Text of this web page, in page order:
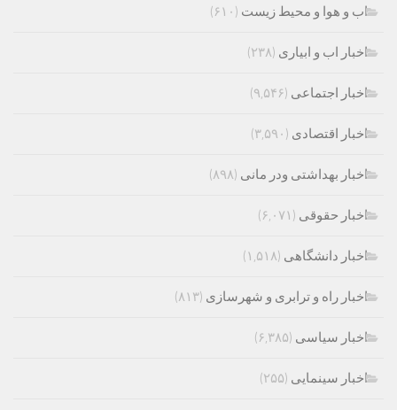
اب و هوا و محیط زیست (۶۱۰)
اخبار اب و ابیاری (۲۳۸)
اخبار اجتماعی (۹,۵۴۶)
اخبار اقتصادی (۳,۵۹۰)
اخبار بهداشتی ودر مانی (۸۹۸)
اخبار حقوقی (۶,۰۷۱)
اخبار دانشگاهی (۱,۵۱۸)
اخبار راه و ترابری و شهرسازی (۸۱۳)
اخبار سیاسی (۶,۳۸۵)
اخبار سینمایی (۲۵۵)